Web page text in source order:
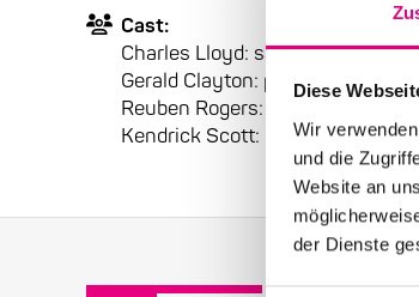
Diese
Wir
und die
Website an
der Dienste
Cast:
Charles Lloyd: sax, fl, tr
Gerald Clayton: p
Reuben Rogers: b
Kendrick Scott: dr